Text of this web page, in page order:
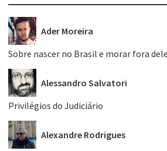
Ader Moreira
Sobre nascer no Brasil e morar fora dele
Alessandro Salvatori
Privilégios do Judiciário
Alexandre Rodrigues